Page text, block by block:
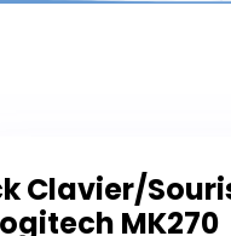
Clavier/
MK270